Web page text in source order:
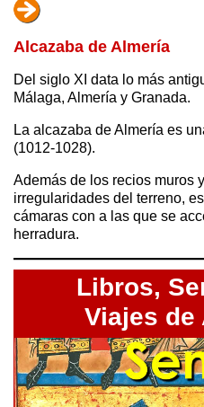
Alcazaba de Almería
Del siglo XI data lo más
Málaga, Almería y Granada.
La alcazaba de Almería es
(1012-1028).
Además de los recios muros
irregularidades del terreno,
cámaras con a las que se
herradura.
Libros,
Viajes de